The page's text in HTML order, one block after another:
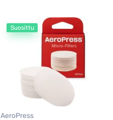
Suosittu
AeroPress